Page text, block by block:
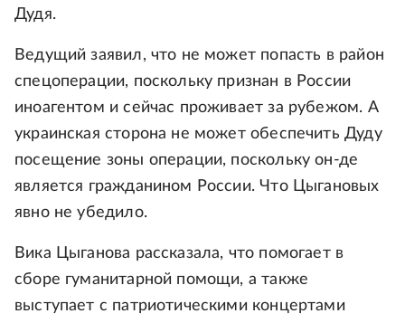
Дудя.
Ведущий заявил, что не может попасть в район
спецоперации, поскольку признан в России
иноагентом и сейчас проживает за рубежом. А
украинская сторона не может обеспечить Дуду
посещение зоны операции, поскольку он-де
является гражданином России. Что Цыгановых
явно не убедило.
Вика Цыганова рассказала, что помогает в
сборе гуманитарной помощи, а также
выступает с патриотическими концертами